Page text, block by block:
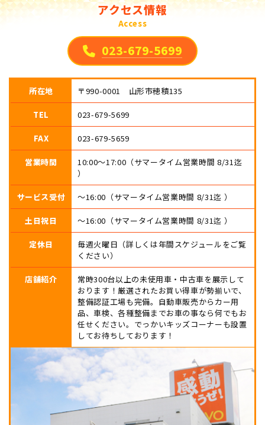
アクセス情報
Access
023-679-5699
所在地 〒990-0001 山形市穂積135
TEL 023-679-5699
FAX 023-679-5659
営業時間
10:00〜17:00（サマータイム営業時間 8/31迄
）
サービス受付 〜16:00（サマータイム営業時間 8/31迄 ）
土日祝日 〜16:00（サマータイム営業時間 8/31迄 ）
定休日
毎週火曜日（詳しくは年間スケジュールをご覧
ください）
店舗紹介
常時300台以上の未使用車・中古車を展示して
おります！厳選されたお買い得車が勢揃いで、
整備認証工場も完備。自動車販売からカー用
品、車検、各種整備までお車の事なら何でもお
任せください。でっかいキッズコーナーも設置
してお待ちしております！